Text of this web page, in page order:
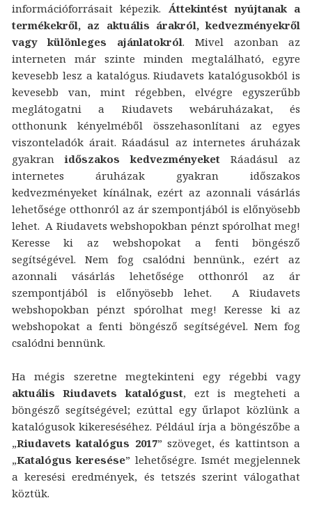
információforrásait képezik. Áttekintést nyújtanak a
termékekről, az aktuális árakról, kedvezményekről
vagy különleges ajánlatokról. Mivel azonban az
interneten már szinte minden megtalálható, egyre
kevesebb lesz a katalógus. Riudavets katalógusokból is
kevesebb van, mint régebben, elvégre egyszerűbb
meglátogatni a Riudavets webáruházakat, és
otthonunk kényelméből összehasonlítani az egyes
viszonteladók árait. Ráadásul az internetes áruházak
gyakranidőszakos kedvezményeket Ráadásul az
internetes áruházak gyakran időszakos
kedvezményeket kínálnak, ezért az azonnali vásárlás
lehetősége otthonról az ár szempontjából is előnyösebb
lehet. A Riudavets webshopokban pénzt spórolhat meg!
Keresse ki az webshopokat a fenti böngésző
segítségével. Nem fog csalódni bennünk., ezért az
azonnali vásárlás lehetősége otthonról az ár
szempontjából is előnyösebb lehet. A Riudavets
webshopokban pénzt spórolhat meg! Keresse ki az
webshopokat a fenti böngésző segítségével. Nem fog
csalódni bennünk.
Ha mégis szeretne megtekinteni egy régebbi vagy
aktuális Riudavets katalógust, ezt is megteheti a
böngésző segítségével; ezúttal egy űrlapot közlünk a
katalógusok kikereséséhez. Például írja a böngészőbe a
„Riudavets katalógus 2017” szöveget, és kattintson a
„Katalógus keresése” lehetőségre. Ismét megjelennek
a keresési eredmények, és tetszés szerint válogathat
köztük.